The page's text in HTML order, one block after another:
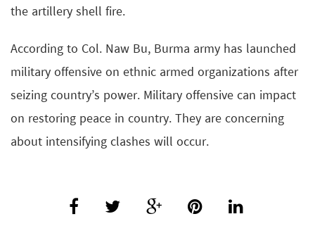
the artillery shell fire.
According to Col. Naw Bu, Burma army has launched
military offensive on ethnic armed organizations after
seizing country’s power. Military offensive can impact
on restoring peace in country. They are concerning
about intensifying clashes will occur.